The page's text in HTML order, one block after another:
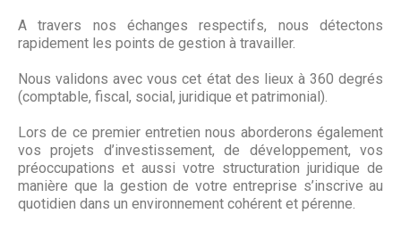
A travers nos échanges respectifs, nous détectons
rapidement les points de gestion à travailler.
Nous validons avec vous cet état des lieux à 360 degrés
(comptable, fiscal, social, juridique et patrimonial).
Lors de ce premier entretien nous aborderons également
vos projets d’investissement, de développement, vos
préoccupations et aussi votre structuration juridique de
manière que la gestion de votre entreprise s’inscrive au
quotidien dans un environnement cohérent et pérenne.